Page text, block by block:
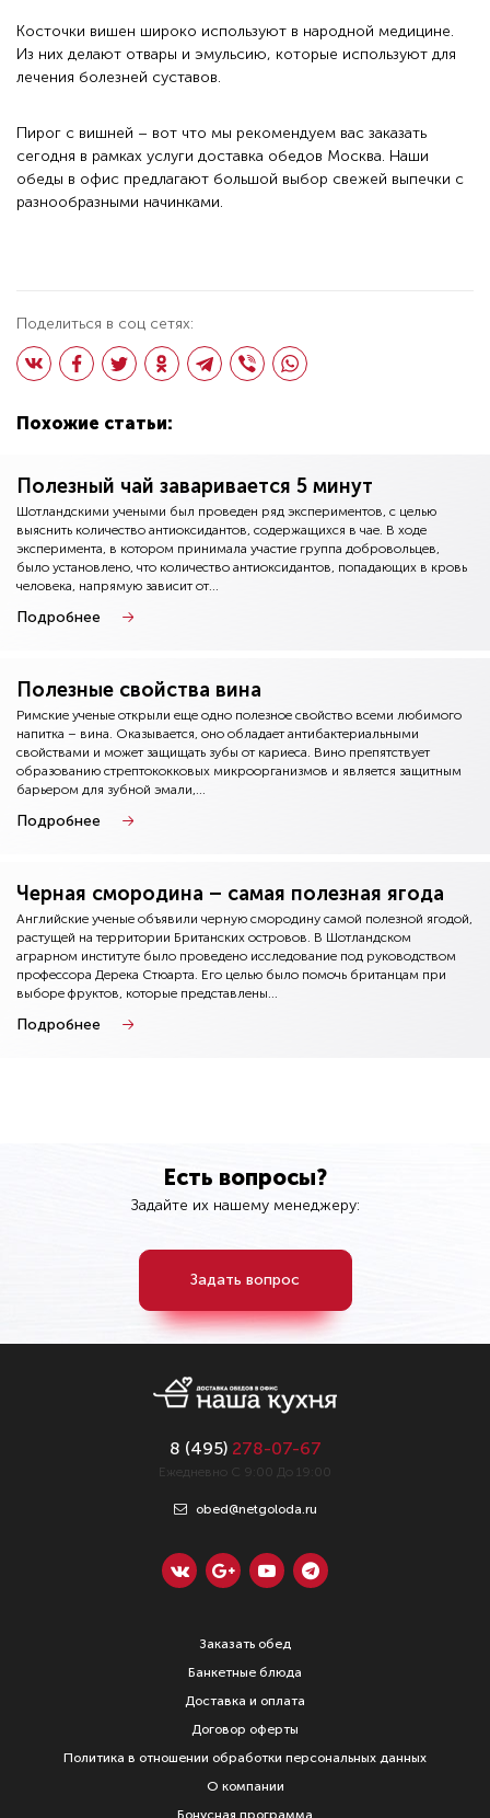
Косточки вишен широко используют в народной медицине.
Из них делают отвары и эмульсию, которые используют для
лечения болезней суставов.
Пирог с вишней – вот что мы рекомендуем вас заказать
сегодня в рамках услуги доставка обедов Москва. Наши
обеды в офис предлагают большой выбор свежей выпечки с
разнообразными начинками.
Поделиться в соц сетях:
Похожие статьи:
Полезный чай заваривается 5 минут
Шотландскими учеными был проведен ряд экспериментов, с целью
выяснить количество антиоксидантов, содержащихся в чае. В ходе
эксперимента, в котором принимала участие группа добровольцев,
было установлено, что количество антиоксидантов, попадающих в кровь
человека, напрямую зависит от...
Подробнее
Полезные свойства вина
Римские ученые открыли еще одно полезное свойство всеми любимого
напитка – вина. Оказывается, оно обладает антибактериальными
свойствами и может защищать зубы от кариеса. Вино препятствует
образованию стрептококковых микроорганизмов и является защитным
барьером для зубной эмали,...
Подробнее
Черная смородина – самая полезная ягода
Английские ученые объявили черную смородину самой полезной ягодой,
растущей на территории Британских островов. В Шотландском
аграрном институте было проведено исследование под руководством
профессора Дерека Стюарта. Его целью было помочь британцам при
выборе фруктов, которые представлены...
Подробнее
Есть вопросы?
Задайте их нашему менеджеру:
Задать вопрос
8 (495) 278-07-67
Ежедневно С 9:00 До 19:00
obed@netgoloda.ru
Заказать обед
Банкетные блюда
Доставка и оплата
Договор оферты
Политика в отношении обработки персональных данных
О компании
Бонусная программа